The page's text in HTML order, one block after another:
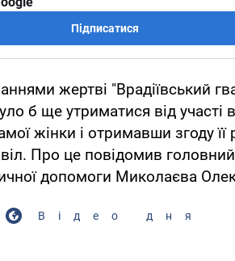
Підписатися
жертві "Врадіївський
б ще утриматися від участі в
жінки і отримавши згоду її
Про це повідомив головний
допомоги Миколаєва
Відео дня